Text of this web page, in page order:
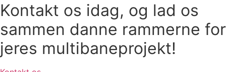
Kontakt os idag, og lad os
sammen danne rammerne for
jeres multibaneprojekt!